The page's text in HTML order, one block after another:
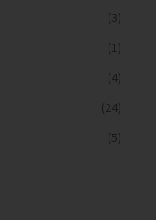
(3)
(1)
(4)
(24)
(5)